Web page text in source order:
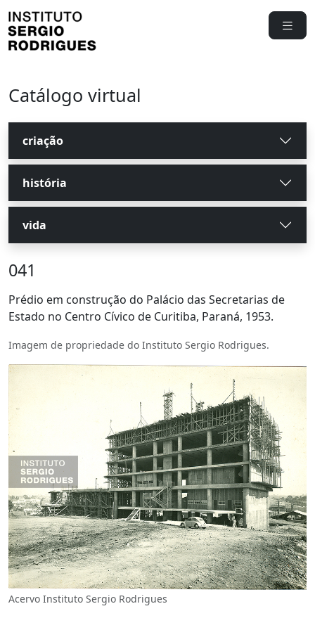
Catálogo virtual
criação
história
vida
041
Prédio em construção do Palácio das Secretarias de
Estado no Centro Cívico de Curitiba, Paraná, 1953.
Imagem de propriedade do Instituto Sergio Rodrigues.
Acervo Instituto Sergio Rodrigues